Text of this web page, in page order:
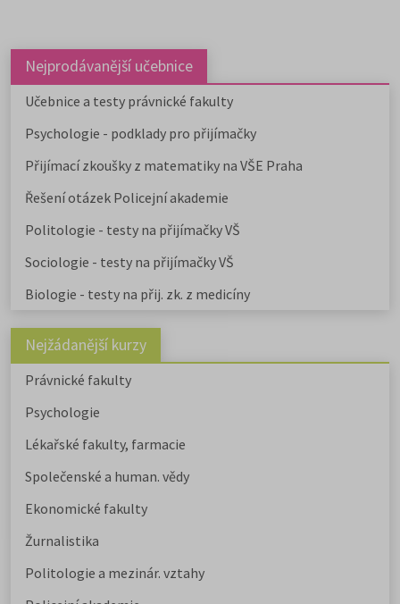
Nejprodávanější učebnice
Učebnice a testy právnické fakulty
Psychologie - podklady pro přijímačky
Přijímací zkoušky z matematiky na VŠE Praha
Řešení otázek Policejní akademie
Politologie - testy na přijímačky VŠ
Sociologie - testy na přijímačky VŠ
Biologie - testy na přij. zk. z medicíny
Nejžádanější kurzy
Právnické fakulty
Psychologie
Lékařské fakulty, farmacie
Společenské a human. vědy
Ekonomické fakulty
Žurnalistika
Politologie a mezinár. vztahy